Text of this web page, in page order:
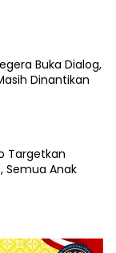
Buka Dialog,
Dinantikan
Targetkan
Semua Anak